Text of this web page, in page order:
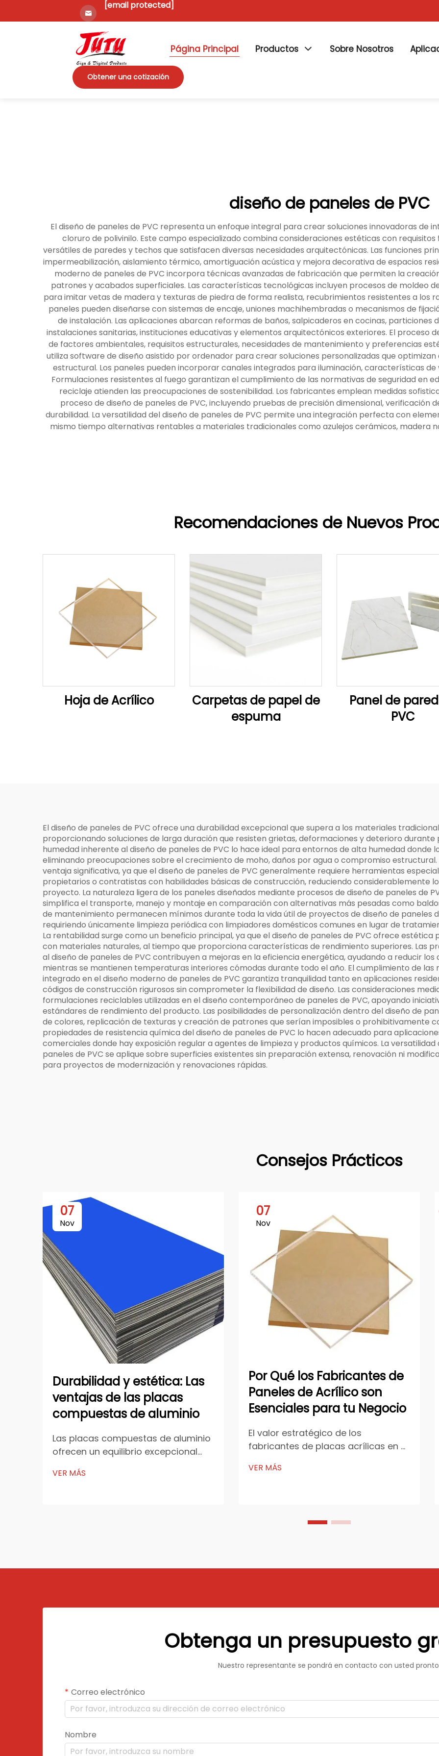
[email protected]
Página Principal Productos Sobre Nosotros
Obtener una cotización
diseño de paneles de PVC
El diseño de paneles de PVC representa un enfoque integral para crear soluciones innovadoras de
cloruro de polivinilo. Este campo especializado combina consideraciones estéticas con
versátiles de paredes y techos que satisfacen diversas necesidades arquitectónicas. Las funciones
impermeabilización, aislamiento térmico, amortiguación acústica y mejora decorativa de espacios
moderno de paneles de PVC incorpora técnicas avanzadas de fabricación que permiten la
patrones y acabados superficiales. Las características tecnológicas incluyen procesos de moldeo
para imitar vetas de madera y texturas de piedra de forma realista, recubrimientos resistentes a los
paneles pueden diseñarse con sistemas de encaje, uniones machihembradas o mecanismos de
de instalación. Las aplicaciones abarcan reformas de baños, salpicaderos en cocinas, particiones
instalaciones sanitarias, instituciones educativas y elementos arquitectónicos exteriores. El proceso
de factores ambientales, requisitos estructurales, necesidades de mantenimiento y preferencias
utiliza software de diseño asistido por ordenador para crear soluciones personalizadas que
estructural. Los paneles pueden incorporar canales integrados para iluminación, características
Formulaciones resistentes al fuego garantizan el cumplimiento de las normativas de seguridad en
reciclaje atienden las preocupaciones de sostenibilidad. Los fabricantes emplean medidas
proceso de diseño de paneles de PVC, incluyendo pruebas de precisión dimensional, verificación
durabilidad. La versatilidad del diseño de paneles de PVC permite una integración perfecta con
mismo tiempo alternativas rentables a materiales tradicionales como azulejos cerámicos, madera
Recomendaciones de Nuevos
Hoja de Acrílico
Carpetas de papel de
espuma
Panel de
PVC
El diseño de paneles de PVC ofrece una durabilidad excepcional que supera a los materiales
proporcionando soluciones de larga duración que resisten grietas, deformaciones y deterioro durante
humedad inherente al diseño de paneles de PVC lo hace ideal para entornos de alta humedad donde
eliminando preocupaciones sobre el crecimiento de moho, daños por agua o compromiso
ventaja significativa, ya que el diseño de paneles de PVC generalmente requiere herramientas
propietarios o contratistas con habilidades básicas de construcción, reduciendo considerablemente
proyecto. La naturaleza ligera de los paneles diseñados mediante procesos de diseño de paneles de
simplifica el transporte, manejo y montaje en comparación con alternativas más pesadas como
de mantenimiento permanecen mínimos durante toda la vida útil de proyectos de diseño de paneles
requiriendo únicamente limpieza periódica con limpiadores domésticos comunes en lugar de
La rentabilidad surge como un beneficio principal, ya que el diseño de paneles de PVC ofrece
con materiales naturales, al tiempo que proporciona características de rendimiento superiores. Las
al diseño de paneles de PVC contribuyen a mejoras en la eficiencia energética, ayudando a reducir
mientras se mantienen temperaturas interiores cómodas durante todo el año. El cumplimiento de las
integrado en el diseño moderno de paneles de PVC garantiza tranquilidad tanto en aplicaciones
códigos de construcción rigurosos sin comprometer la flexibilidad de diseño. Las consideraciones
formulaciones reciclables utilizadas en el diseño contemporáneo de paneles de PVC, apoyando
estándares de rendimiento del producto. Las posibilidades de personalización dentro del diseño de
de colores, replicación de texturas y creación de patrones que serían imposibles o prohibitivamente
propiedades de resistencia química del diseño de paneles de PVC lo hacen adecuado para
comerciales donde hay exposición regular a agentes de limpieza y productos químicos. La
paneles de PVC se aplique sobre superficies existentes sin preparación extensa, renovación ni
para proyectos de modernización y renovaciones rápidas.
Consejos Prácticos
07
Nov
Durabilidad y estética: Las
ventajas de las placas
compuestas de aluminio
Las placas compuestas de aluminio
ofrecen un equilibrio excepcional
avanzada composición de
VER MÁS
07
Nov
Por Qué los Fabricantes de
Paneles de Acrílico son
Esenciales para tu Negocio
El valor estratégico de los
fabricantes de placas acrílicas en el
la calidad y consistencia del
calidad y consistencia adecuadas
VER MÁS
Obtenga un presupuesto
Nuestro representante se pondrá en contacto con usted
Correo electrónico
Nombre